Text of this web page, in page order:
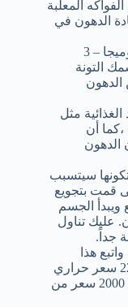
المعلبة
الدهون في
تناول الأطعمة التي تحتوي على دهون أوميجا – 3
التونة
مثل
،كما أن
الدهون
سيتسبب
قمت بتجويع
الجسم
عليك تناول
هذا
يومياوبالنسبة للمرأةجل أن يستهلك 2200 سعر حراري
في اليوم، وبالنسبة للمرأة فإنها تستهلك 2000 سعر من